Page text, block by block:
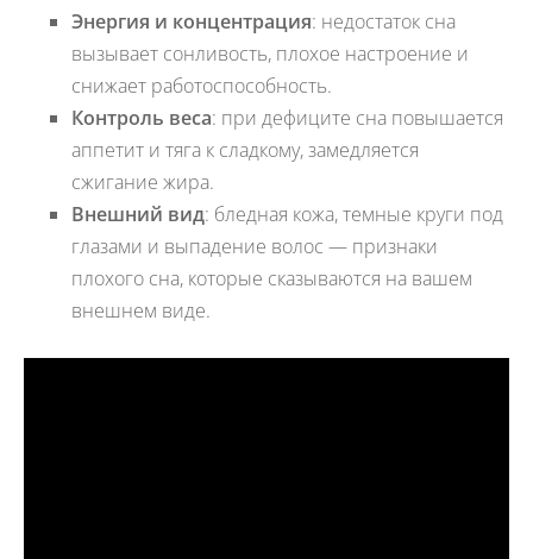
Энергия и концентрация: недостаток сна
вызывает сонливость, плохое настроение и
снижает работоспособность.
Контроль веса: при дефиците сна повышается
аппетит и тяга к сладкому, замедляется
сжигание жира.
Внешний вид: бледная кожа, темные круги под
глазами и выпадение волос — признаки
плохого сна, которые сказываются на вашем
внешнем виде.